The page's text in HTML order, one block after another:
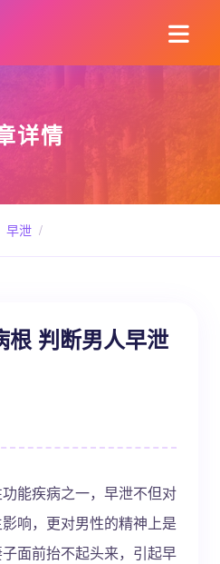
详情
早泄 /
根 判断男人早泄
能疾病之一，早泄不但对
响，更对男性的精神上是
面前抬不起头来，引起早